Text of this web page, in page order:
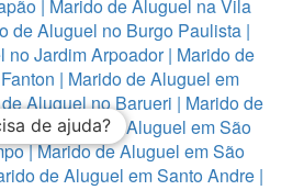
| Marido de Aluguel na Vila
de Aluguel no Burgo Paulista |
no Jardim Arpoador| Marido de
| Marido de Aluguel em
Aluguel no Barueri | Marido de
|Marido de Aluguel em São
|Marido de Aluguel em São
de Aluguel em Santo Andre|
de ajuda?